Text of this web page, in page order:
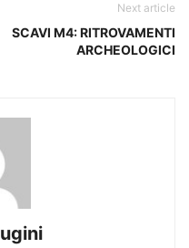
Next article
SCAVI M4: RITROVAMENTI
ARCHEOLOGICI